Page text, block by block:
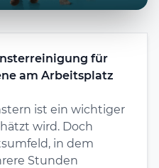
für
am Arbeitsplatz
ist ein wichtiger
wird. Doch
in dem
Stunden